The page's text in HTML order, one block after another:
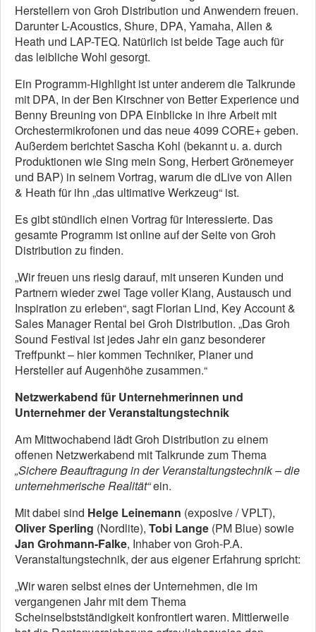
Herstellern von Groh Distribution und Anwendern freuen.
Darunter L-Acoustics, Shure, DPA, Yamaha, Allen &
Heath und LAP-TEQ. Natürlich ist beide Tage auch für
das leibliche Wohl gesorgt.
Ein Programm-Highlight ist unter anderem die Talkrunde
mit DPA, in der Ben Kirschner von Better Experience und
Benny Breuning von DPA Einblicke in ihre Arbeit mit
Orchestermikrofonen und das neue 4099 CORE+ geben.
Außerdem berichtet Sascha Kohl (bekannt u. a. durch
Produktionen wie Sing mein Song, Herbert Grönemeyer
und BAP) in seinem Vortrag, warum die dLive von Allen
& Heath für ihn „das ultimative Werkzeug“ ist.
Es gibt stündlich einen Vortrag für Interessierte. Das
gesamte Programm ist online auf der Seite von Groh
Distribution zu finden.
„Wir freuen uns riesig darauf, mit unseren Kunden und
Partnern wieder zwei Tage voller Klang, Austausch und
Inspiration zu erleben“, sagt Florian Lind, Key Account &
Sales Manager Rental bei Groh Distribution. „Das Groh
Sound Festival ist jedes Jahr ein ganz besonderer
Treffpunkt – hier kommen Techniker, Planer und
Hersteller auf Augenhöhe zusammen.“
Netzwerkabend für Unternehmerinnen und
Unternehmer der Veranstaltungstechnik
Am Mittwochabend lädt Groh Distribution zu einem
offenen Netzwerkabend mit Talkrunde zum Thema
„Sichere Beauftragung in der Veranstaltungstechnik – die
unternehmerische Realität“ein.
Mit dabei sind Helge Leinemann (exposive / VPLT),
Oliver Sperling (Nordlite), Tobi Lange (PM Blue) sowie
Jan Grohmann-Falke, Inhaber von Groh-P.A.
Veranstaltungstechnik, der aus eigener Erfahrung spricht:
„Wir waren selbst eines der Unternehmen, die im
vergangenen Jahr mit dem Thema
Scheinselbstständigkeit konfrontiert waren. Mittlerweile